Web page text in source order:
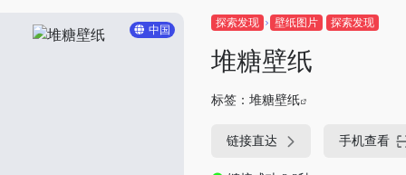
中国
探索发现 壁纸图片 探索发现
堆糖壁纸
标签： 堆糖壁纸
链接直达 手机查看